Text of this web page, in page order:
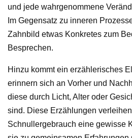
und jede wahrgenommene
Im Gegensatz zu inneren
Zahnbild etwas Konkretes zum
Besprechen.
Hinzu kommt ein erzählerisches
erinnern sich an Vorher und
diese durch Licht, Alter oder
sind. Diese Erzählungen
Schnullergebrauch eine gewisse